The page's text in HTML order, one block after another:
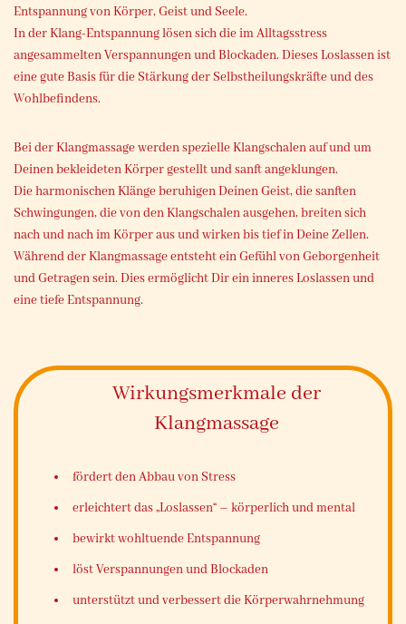
Entspannung von Körper, Geist und Seele.
In der Klang-Entspannung lösen sich die im Alltagsstress
angesammelten Verspannungen und Blockaden. Dieses Loslassen ist
eine gute Basis für die Stärkung der Selbstheilungskräfte und des
Wohlbefindens.
Bei der Klangmassage werden spezielle Klangschalen auf und um
Deinen bekleideten Körper gestellt und sanft angeklungen.
Die harmonischen Klänge beruhigen Deinen Geist, die sanften
Schwingungen, die von den Klangschalen ausgehen, breiten sich
nach und nach im Körper aus und wirken bis tief in Deine Zellen.
Während der Klangmassage entsteht ein Gefühl von Geborgenheit
und Getragen sein. Dies ermöglicht Dir ein inneres Loslassen und
eine tiefe Entspannung.
Wirkungsmerkmale der
Klangmassage
fördert den Abbau von Stress
erleichtert das „Loslassen“ – körperlich und mental
bewirkt wohltuende Entspannung
löst Verspannungen und Blockaden
unterstützt und verbessert die Körperwahrnehmung